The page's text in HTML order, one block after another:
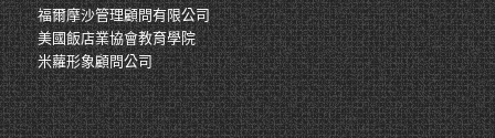
福爾摩沙管理顧問有限公司
美國飯店業協會教育學院
米蘿形象顧問公司